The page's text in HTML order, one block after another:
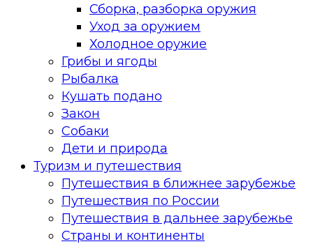
Сборка, разборка оружия
Уход за оружием
Холодное оружие
Грибы и ягоды
Рыбалка
Кушать подано
Закон
Собаки
Дети и природа
Туризм и путешествия
Путешествия в ближнее зарубежье
Путешествия по России
Путешествия в дальнее зарубежье
Страны и континенты